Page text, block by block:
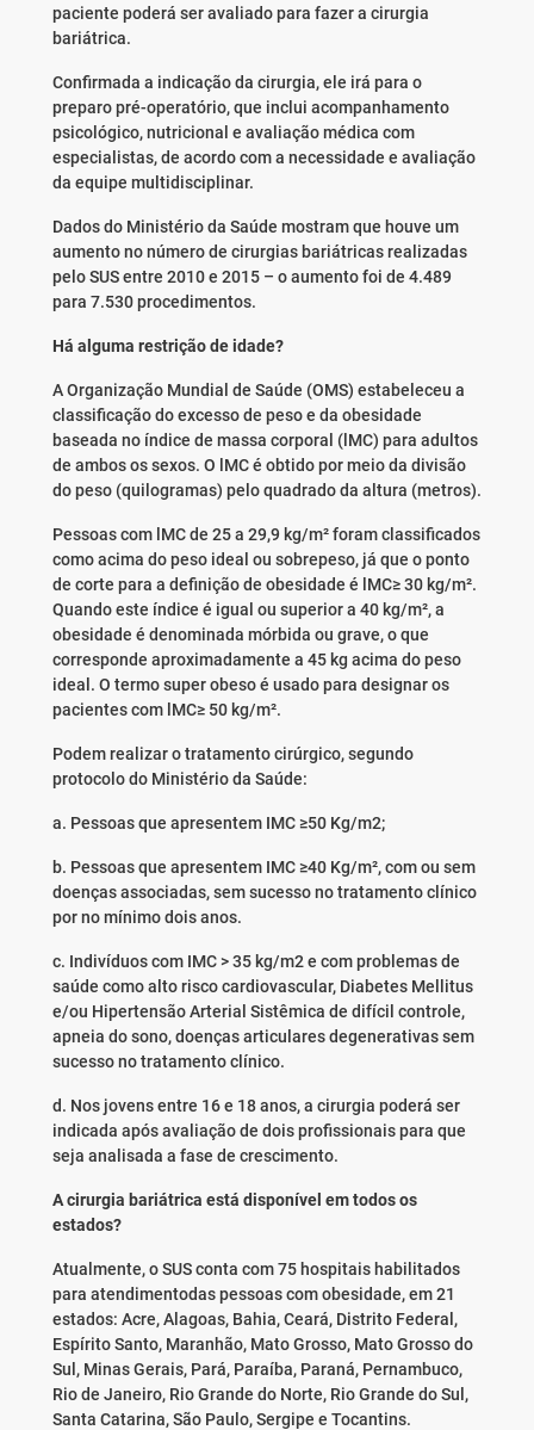
paciente poderá ser avaliado para fazer a cirurgia
bariátrica.
Confirmada a indicação da cirurgia, ele irá para o
preparo pré-operatório, que inclui acompanhamento
psicológico, nutricional e avaliação médica com
especialistas, de acordo com a necessidade e avaliação
da equipe multidisciplinar.
Dados do Ministério da Saúde mostram que houve um
aumento no número de cirurgias bariátricas realizadas
pelo SUS entre 2010 e 2015 – o aumento foi de 4.489
para 7.530 procedimentos.
Há alguma restrição de idade?
A Organização Mundial de Saúde (OMS) estabeleceu a
classificação do excesso de peso e da obesidade
baseada no índice de massa corporal (lMC) para adultos
de ambos os sexos. O lMC é obtido por meio da divisão
do peso (quilogramas) pelo quadrado da altura (metros).
Pessoas com lMC de 25 a 29,9 kg/m² foram classificados
como acima do peso ideal ou sobrepeso, já que o ponto
de corte para a definição de obesidade é lMC≥ 30 kg/m².
Quando este índice é igual ou superior a 40 kg/m², a
obesidade é denominada mórbida ou grave, o que
corresponde aproximadamente a 45 kg acima do peso
ideal. O termo super obeso é usado para designar os
pacientes com lMC≥ 50 kg/m².
Podem realizar o tratamento cirúrgico, segundo
protocolo do Ministério da Saúde:
a. Pessoas que apresentem IMC ≥50 Kg/m2;
b. Pessoas que apresentem IMC ≥40 Kg/m², com ou sem
doenças associadas, sem sucesso no tratamento clínico
por no mínimo dois anos.
c. Indivíduos com IMC > 35 kg/m2 e com problemas de
saúde como alto risco cardiovascular, Diabetes Mellitus
e/ou Hipertensão Arterial Sistêmica de difícil controle,
apneia do sono, doenças articulares degenerativas sem
sucesso no tratamento clínico.
d. Nos jovens entre 16 e 18 anos, a cirurgia poderá ser
indicada após avaliação de dois profissionais para que
seja analisada a fase de crescimento.
A cirurgia bariátrica está disponível em todos os
estados?
Atualmente, o SUS conta com 75 hospitais habilitados
para atendimentodas pessoas com obesidade, em 21
estados: Acre, Alagoas, Bahia, Ceará, Distrito Federal,
Espírito Santo, Maranhão, Mato Grosso, Mato Grosso do
Sul, Minas Gerais, Pará, Paraíba, Paraná, Pernambuco,
Rio de Janeiro, Rio Grande do Norte, Rio Grande do Sul,
Santa Catarina, São Paulo, Sergipe e Tocantins.